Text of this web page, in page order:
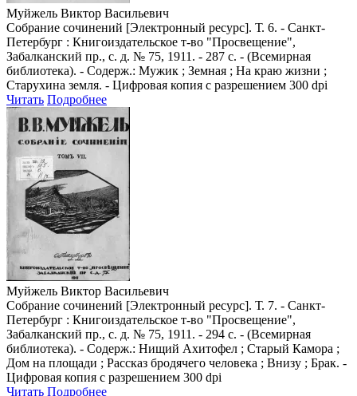
Муйжель Виктор Васильевич
Собрание сочинений [Электронный ресурс]. Т. 6. - Санкт-
Петербург : Книгоиздательское т-во "Просвещение",
Забалканский пр., с. д. № 75, 1911. - 287 с. - (Всемирная
библиотека). - Содерж.: Мужик ; Земная ; На краю жизни ;
Старухина земля. - Цифровая копия с разрешением 300 dpi
Читать Подробнее
Муйжель Виктор Васильевич
Собрание сочинений [Электронный ресурс]. Т. 7. - Санкт-
Петербург : Книгоиздательское т-во "Просвещение",
Забалканский пр., с. д. № 75, 1911. - 294 с. - (Всемирная
библиотека). - Содерж.: Нищий Ахитофел ; Старый Камора ;
Дом на площади ; Рассказ бродячего человека ; Внизу ; Брак. -
Цифровая копия с разрешением 300 dpi
Читать Подробнее